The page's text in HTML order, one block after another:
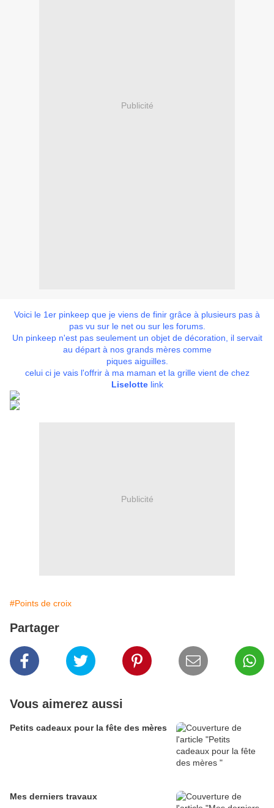
Publicité
Voici le 1er pinkeep que je viens de finir grâce à plusieurs pas à
pas vu sur le net ou sur les forums.
Un pinkeep n'est pas seulement un objet de décoration, il servait
au départ à nos grands mères comme
piques aiguilles.
celui ci je vais l'offrir à ma maman et la grille vient de chez
Liselotte link
Publicité
#Points de croix
Partager
Vous aimerez aussi
Petits cadeaux pour la fête des mères
Mes derniers travaux